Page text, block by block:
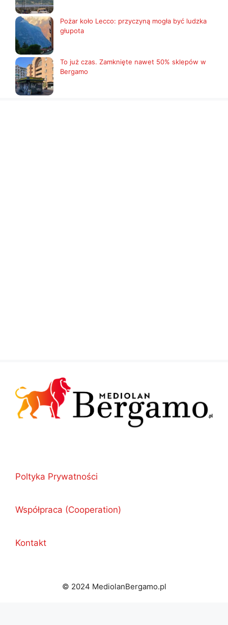
Pożar koło Lecco: przyczyną mogła być ludzka
głupota
To już czas. Zamknięte nawet 50% sklepów w
Bergamo
Poltyka Prywatności
Współpraca (Cooperation)
Kontakt
© 2024 MediolanBergamo.pl